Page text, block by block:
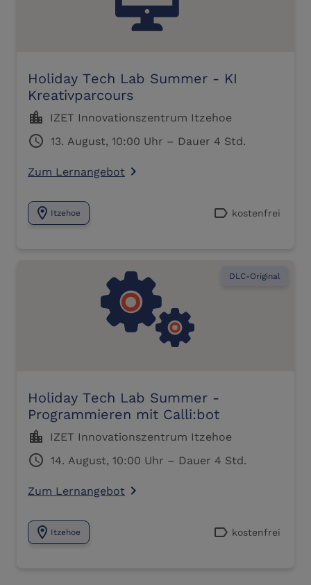
Holiday Tech Lab Summer - KI
Kreativparcours
location_city IZET Innovationszentrum Itzehoe
schedule
13. August, 10:00 Uhr – Dauer 4 Std.
Zum Lernangebot navigate_next
location_on Itzehoe label kostenfrei
DLC-Original
Holiday Tech Lab Summer -
Programmieren mit Calli:bot
location_city IZET Innovationszentrum Itzehoe
schedule
14. August, 10:00 Uhr – Dauer 4 Std.
Zum Lernangebot navigate_next
location_on Itzehoe label kostenfrei